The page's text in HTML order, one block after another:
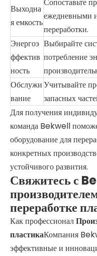
Выходна
я емкость
ежедневными
переработки.
Энергоэ
ффектив
ность
Выбирайте
потребление
Обслужи
вание
Учитывайте
запасных
Для получения
команда Bekwell
оборудование для
конкретных
устойчивого развития.
Свяжитесь с
переработке
Как профессионал
пластикаКомпания
эффективные и